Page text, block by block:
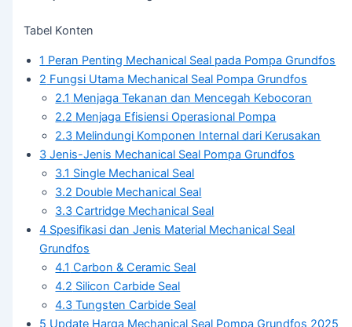
Tabel Konten
1 Peran Penting Mechanical Seal pada Pompa Grundfos
2 Fungsi Utama Mechanical Seal Pompa Grundfos
2.1 Menjaga Tekanan dan Mencegah Kebocoran
2.2 Menjaga Efisiensi Operasional Pompa
2.3 Melindungi Komponen Internal dari Kerusakan
3 Jenis-Jenis Mechanical Seal Pompa Grundfos
3.1 Single Mechanical Seal
3.2 Double Mechanical Seal
3.3 Cartridge Mechanical Seal
4 Spesifikasi dan Jenis Material Mechanical Seal
Grundfos
4.1 Carbon & Ceramic Seal
4.2 Silicon Carbide Seal
4.3 Tungsten Carbide Seal
5 Update Harga Mechanical Seal Pompa Grundfos 2025